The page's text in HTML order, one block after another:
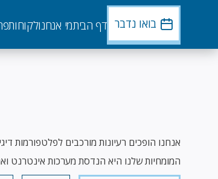
בואו נדבר דף הביתמי אנחנולקוחות
אנחנו הופכים רעיונות מורכבים לפלטפורמות
המומחיות שלנו היא הנדסת מערכות אינטרנט